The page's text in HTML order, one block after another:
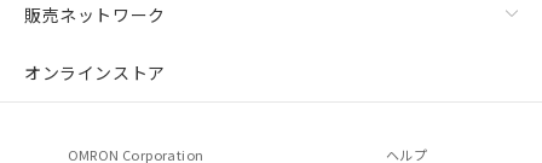
販売ネットワーク
オンラインストア
OMRON Corporation ヘルプ